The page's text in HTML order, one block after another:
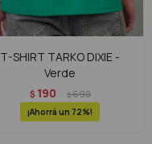
T-SHIRT TARKO DIXIE -
Verde
$ 190 $690
72